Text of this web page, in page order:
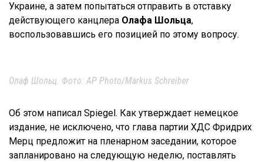
Украине, а затем попытаться отправить в отставку
действующего канцлера Олафа Шольца,
воспользовавшись его позицией по этому вопросу.
Олаф Шольц. Фото: AP Photo/Markus Schreiber
Об этом написал Spiegel. Как утверждает немецкое
издание, не исключено, что глава партии ХДС Фридрих
Мерц предложит на пленарном заседании, которое
запланировано на следующую неделю, поставлять